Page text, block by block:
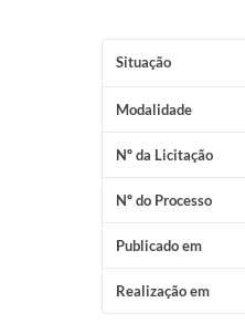
Situação
Modalidade
Nº da Licitação
Nº do Processo
Publicado em
Realização em